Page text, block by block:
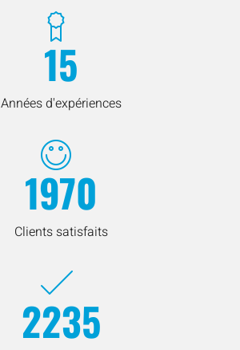
15
Années d'expériences
1970
Clients satisfaits
2235